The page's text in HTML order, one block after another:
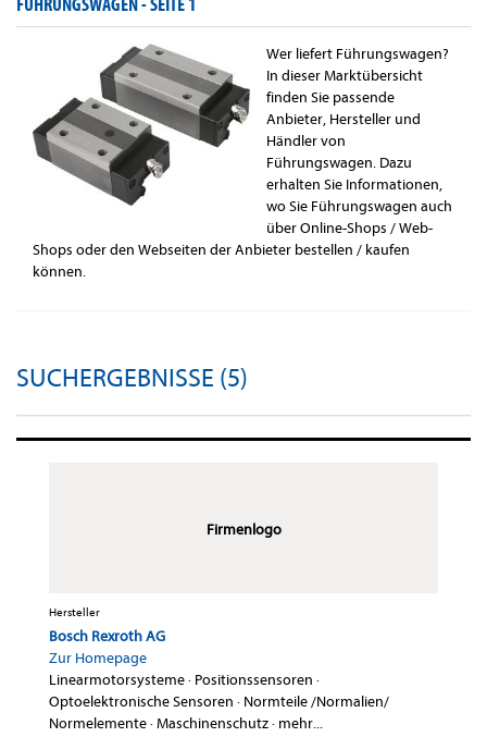
FÜHRUNGSWAGEN -SEITE 1
Wer liefert Führungswagen?
In dieser Marktübersicht
finden Sie passende
Anbieter, Hersteller und
Händler von
Führungswagen. Dazu
erhalten Sie Informationen,
wo Sie Führungswagen auch
über Online-Shops / Web-
Shops oder den Webseiten der Anbieter bestellen / kaufen
können.
SUCHERGEBNISSE (5)
Firmenlogo
Hersteller
Bosch Rexroth AG
Zur Homepage
Linearmotorsysteme· Positionssensoren ·
Optoelektronische Sensoren · Normteile /Normalien/
Normelemente·Maschinenschutz· mehr...